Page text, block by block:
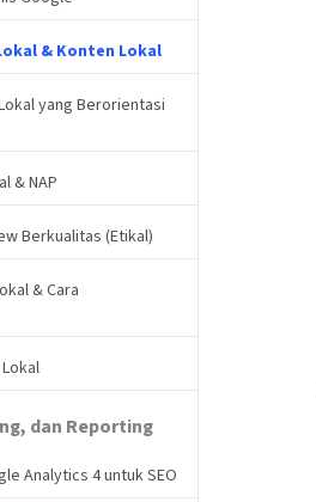
& Konten Lokal
yang Berorientasi
& NAP
Berkualitas (Etikal)
& Cara
dan Reporting
Analytics 4 untuk SEO